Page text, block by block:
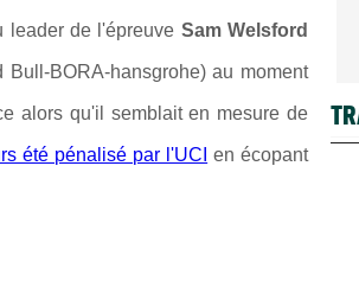
leader de l'épreuve Sam Welsford
Bull-BORA-hansgrohe) au moment
alors qu'il semblait en mesure de
été pénalisé par l'UCI en écopant